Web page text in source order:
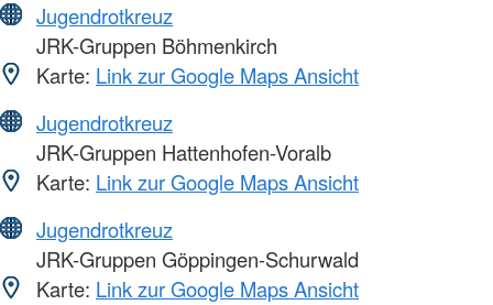
Jugendrotkreuz
JRK-Gruppen Böhmenkirch
Karte: Link zur Google Maps Ansicht
Jugendrotkreuz
JRK-Gruppen Hattenhofen-Voralb
Karte: Link zur Google Maps Ansicht
Jugendrotkreuz
JRK-Gruppen Göppingen-Schurwald
Karte: Link zur Google Maps Ansicht